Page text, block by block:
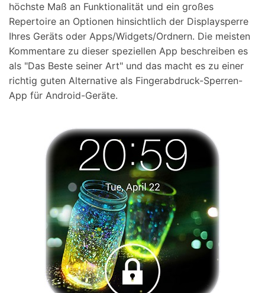
höchste Maß an Funktionalität und ein großes
Repertoire an Optionen hinsichtlich der Displaysperre
Ihres Geräts oder Apps/Widgets/Ordnern. Die meisten
Kommentare zu dieser speziellen App beschreiben es
als "Das Beste seiner Art" und das macht es zu einer
richtig guten Alternative als Fingerabdruck-Sperren-
App für Android-Geräte.